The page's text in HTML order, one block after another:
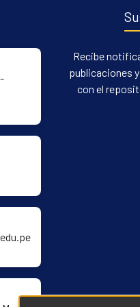
Recibe
publicaciones
con el